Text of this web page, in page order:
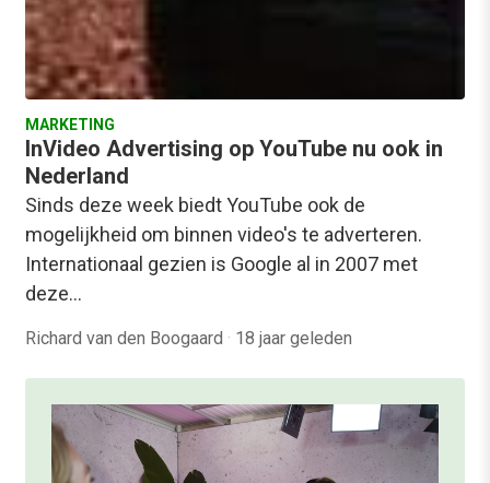
MARKETING
InVideo Advertising op YouTube nu ook in
Nederland
Sinds deze week biedt YouTube ook de
mogelijkheid om binnen video's te adverteren.
Internationaal gezien is Google al in 2007 met
deze…
Richard van den Boogaard · 18 jaar geleden